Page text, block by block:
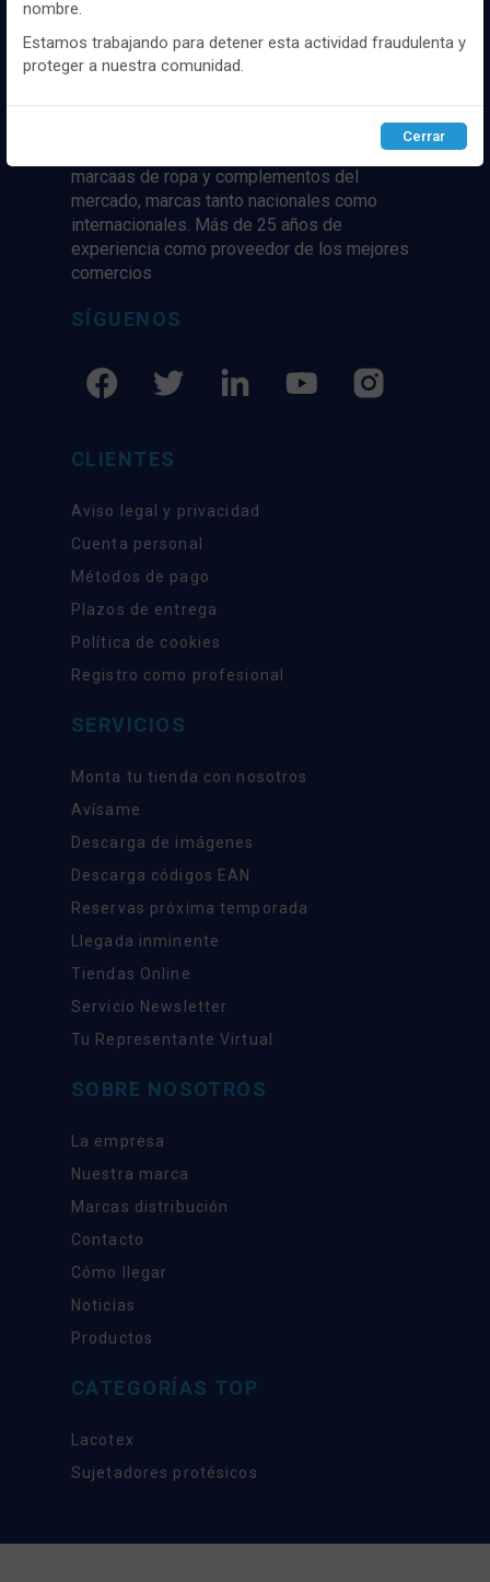
Distribuidor y mayorista textil de las mejores
marcaas de ropa y complementos del
mercado, marcas tanto nacionales como
internacionales. Más de 25 años de
experiencia como proveedor de los mejores
comercios
SÍGUENOS
CLIENTES
Aviso legal y privacidad
Cuenta personal
Métodos de pago
Plazos de entrega
Política de cookies
Registro como profesional
SERVICIOS
Monta tu tienda con nosotros
Avísame
Descarga de imágenes
Descarga códigos EAN
Reservas próxima temporada
Llegada inminente
Tiendas Online
Servicio Newsletter
Tu Representante Virtual
SOBRE NOSOTROS
La empresa
Nuestra marca
Marcas distribución
Contacto
Cómo llegar
Noticias
Productos
CATEGORÍAS TOP
Lacotex
Sujetadores protésicos
Para obtener más información visita nuestra
cookies.
Configurar Rechazar ACEPTAR
nombre.
Estamos trabajando para detener esta actividad fraudulenta y
proteger a nuestra comunidad.
Cerrar